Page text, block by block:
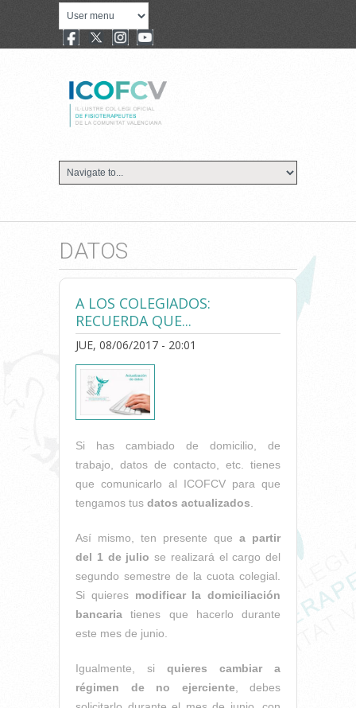
DATOS
A LOS COLEGIADOS:
RECUERDA QUE...
JUE, 08/06/2017 - 20:01
Si has cambiado de domicilio, de
trabajo, datos de contacto, etc. tienes
que comunicarlo al ICOFCV para que
tengamos tus datos actualizados
Así mismo, ten presente que a partir
del 1 de julio se realizará el cargo del
segundo semestre de la cuota colegial.
Si quieres modificar la domiciliación
bancaria tienes que hacerlo durante
este mes de junio.
Igualmente, si quieres cambiar a
régimen de no ejerciente , debes